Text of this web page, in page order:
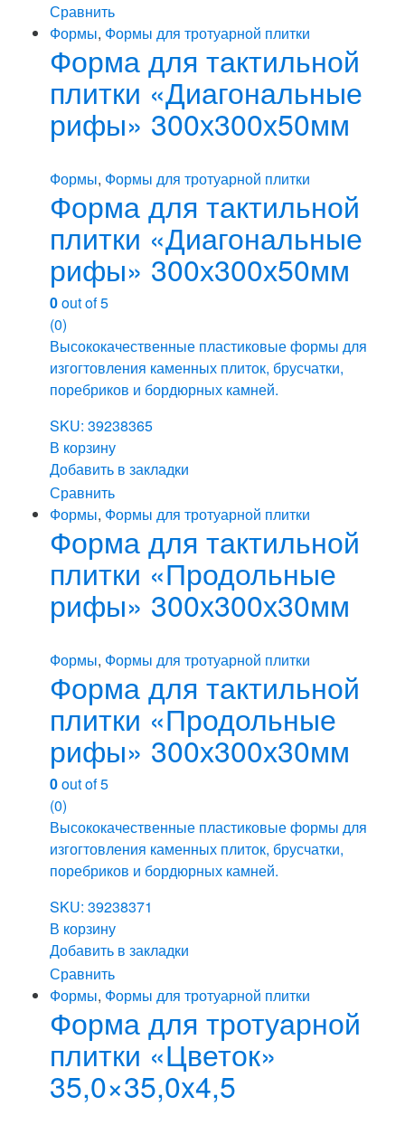
Сравнить
Формы, Формы для тротуарной плитки
Форма для тактильной
плитки «Диагональные
рифы» 300х300х50мм
Формы, Формы для тротуарной плитки
Форма для тактильной
плитки «Диагональные
рифы» 300х300х50мм
0out of 5
(0)
Высококачественные пластиковые формы для
изгогтовления каменных плиток, брусчатки,
поребриков и бордюрных камней.
SKU: 39238365
В корзину
Добавить в закладки
Сравнить
Формы, Формы для тротуарной плитки
Форма для тактильной
плитки «Продольные
рифы» 300х300х30мм
Формы, Формы для тротуарной плитки
Форма для тактильной
плитки «Продольные
рифы» 300х300х30мм
0out of 5
(0)
Высококачественные пластиковые формы для
изгогтовления каменных плиток, брусчатки,
поребриков и бордюрных камней.
SKU: 39238371
В корзину
Добавить в закладки
Сравнить
Формы, Формы для тротуарной плитки
Форма для тротуарной
плитки «Цветок»
35,0×35,0x4,5